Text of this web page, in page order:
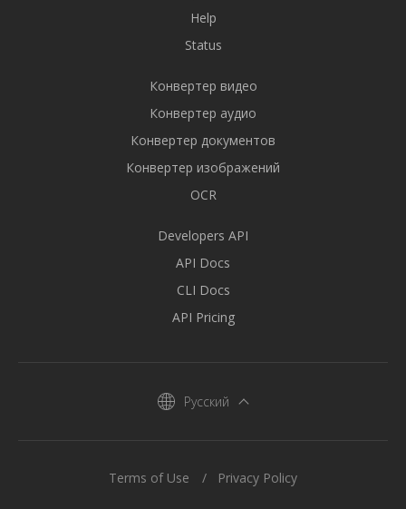
Help
Status
Конвертер видео
Конвертер аудио
Конвертер документов
Конвертер изображений
OCR
Developers API
API Docs
CLI Docs
API Pricing
Русский
Terms of Use Privacy Policy